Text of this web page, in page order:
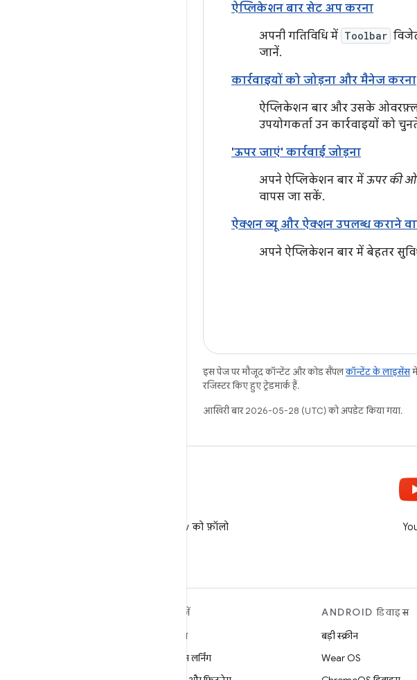
ऐप्लिकेशन बार सेट अप करना
अपनी गतिविधि में Toolbar
जानें.
कार्रवाइयों को जोड़ना और मैनेज करना
ऐप्लिकेशन बार और उसके ओवरफ़्लो
उपयोगकर्ता उन कार्रवाइयों को
'ऊपर जाएं' कार्रवाई जोड़ना
अपने ऐप्लिकेशन बार में ऊपर की
वापस जा सकें.
ऐक्शन व्यू और ऐक्शन उपलब्ध कराने
अपने ऐप्लिकेशन बार में बेहतर
इस पेज पर मौजूद कॉन्टेंट और कोड सैंपलकॉन्टेंट के लाइसेंसमें
रजिस्टर किए हुए ट्रेडमार्क हैं.
आखिरी बार 2026-05-28 (UTC) को अपडेट किया गया.
X पर @AndroidDev को फ़ॉलो
खोजें
गेमिंग
मशीन लर्निंग
ANDROID डिवाइस
बड़ी स्क्रीन
Wear OS